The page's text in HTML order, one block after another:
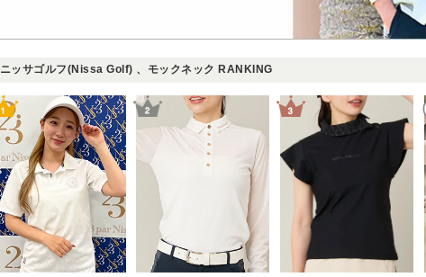
ニッサゴルフ(Nissa Golf) 、モックネック RANKING